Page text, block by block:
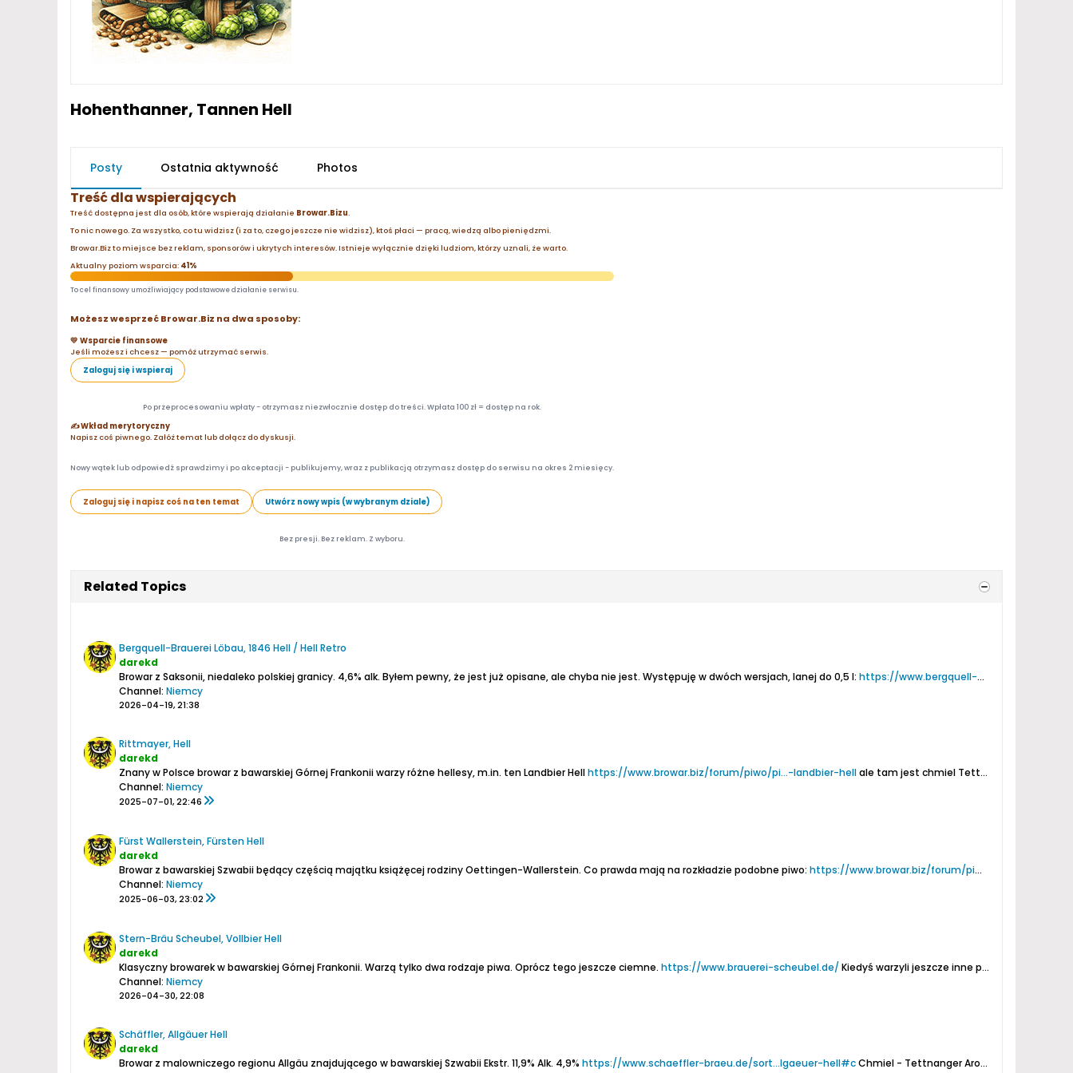
Hohenthanner, Tannen Hell
Posty Ostatnia aktywność Photos
Treść dla wspierających
Treść dostępna jest dla osób, które wspierają działanie Browar.Bizu.
To nic nowego. Za wszystko, co tu widzisz (i za to, czego jeszcze nie widzisz), ktoś płaci — pracą, wiedzą albo pieniędzmi.
Browar.Biz to miejsce bez reklam, sponsorów i ukrytych interesów. Istnieje wyłącznie dzięki ludziom, którzy uznali, że warto.
Aktualny poziom wsparcia: 41%
To cel finansowy umożliwiający podstawowe działanie serwisu.
Możesz wesprzeć Browar.Biz na dwa sposoby:
💛 Wsparcie finansowe
Jeśli możesz i chcesz — pomóż utrzymać serwis.
Zaloguj się i wspieraj
Po przeprocesowaniu wpłaty - otrzymasz niezwłocznie dostęp do treści. Wpłata 100 zł = dostęp na rok.
✍️ Wkład merytoryczny
Napisz coś piwnego. Załóż temat lub dołącz do dyskusji.
Nowy wątek lub odpowiedź sprawdzimy i po akceptacji - publikujemy, wraz z publikacją otrzymasz dostęp do serwisu na okres 2 miesięcy.
Zaloguj się i napisz coś na ten temat Utwórz nowy wpis (w wybranym dziale)
Bez presji. Bez reklam. Z wyboru.
Related Topics
Bergquell-Brauerei Löbau, 1846 Hell / Hell Retro
darekd
Browar z Saksonii, niedaleko polskiej granicy. 4,6% alk. Byłem pewny, że jest już opisane, ale chyba nie jest. Występuję w dwóch wersjach, lanej do 0,5 l: https://www.bergquell-porter.de/brau...ell-1846-hell/
Channel: Niemcy
2026-04-19, 21:38
Rittmayer, Hell
darekd
Znany w Polsce browar z bawarskiej Górnej Frankonii warzy różne hellesy, m.in. ten Landbier Hellhttps://www.browar.biz/forum/piwo/pi...-landbier-hellale tam jest chmiel Tettnanger a tu Hallertauer. Też 4,9% alk.
Channel: Niemcy
2025-07-01, 22:46
Fürst Wallerstein, Fürsten Hell
darekd
Browar z bawarskiej Szwabii będący częścią majątku książęcej rodziny Oettingen-Wallerstein. Co prawda mają na rozkładzie podobne piwo: https://www.browar.biz/forum/piwo/pi...-hell-original
Channel: Niemcy
2025-06-03, 23:02
Stern-Bräu Scheubel, Vollbier Hell
darekd
Klasyczny browarek w bawarskiej Górnej Frankonii. Warzą tylko dwa rodzaje piwa. Oprócz tego jeszcze ciemne. https://www.brauerei-scheubel.de/ Kiedyś warzyli jeszcze inne piwa:
Channel: Niemcy
2026-04-30, 22:08
Schäffler, Allgäuer Hell
darekd
Browar z malowniczego regionu Allgäu znajdującego w bawarskiej SzwabiiEkstr. 11,9% Alk. 4,9% https://www.schaeffler-braeu.de/sort...lgaeuer-hell#cChmiel - TettnangerAromat - słodowy, miękka słodowość z tonami ziarna i białego pieczywa....